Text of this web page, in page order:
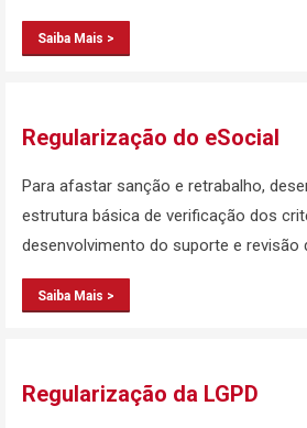
Saiba Mais >
Regularização do eSocial
Para afastar sanção e retrabalho,
estrutura básica de verificação dos
desenvolvimento do suporte e revisão
Saiba Mais >
Regularização da LGPD